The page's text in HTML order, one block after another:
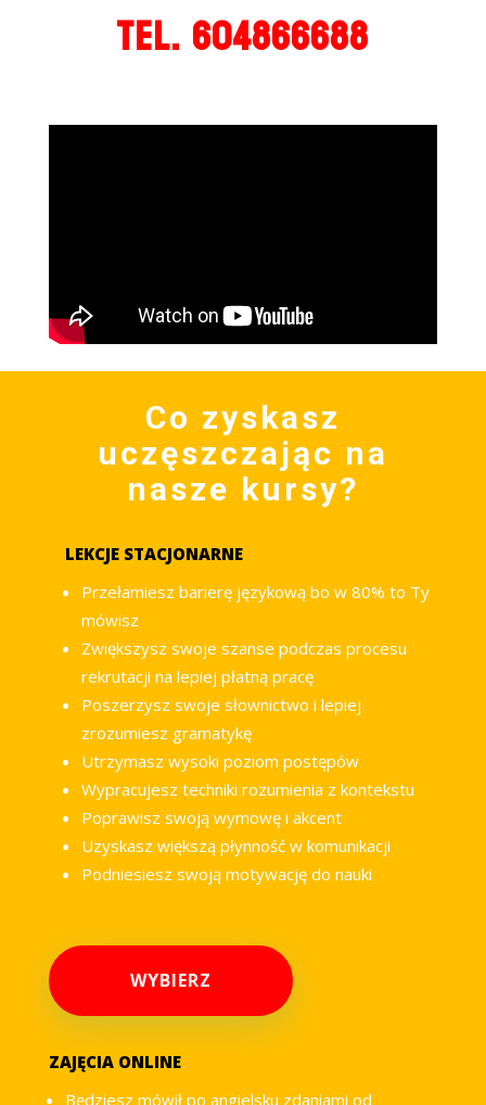
TEL. 604866688
Co zyskasz
uczęszczając na
nasze kursy?
LEKCJE STACJONARNE
Przełamiesz barierę językową bo w 80% to Ty
mówisz
Zwiększysz swoje szanse podczas procesu
rekrutacji na lepiej płatną pracę
Poszerzysz swoje słownictwo i lepiej
zrozumiesz gramatykę
Utrzymasz wysoki poziom postępów
Wypracujesz techniki rozumienia z kontekstu
Poprawisz swoją wymowę i akcent
Uzyskasz większą płynność w komunikacji
Podniesiesz swoją motywację do nauki
WYBIERZ
ZAJĘCIA ONLINE
Będziesz mówił po angielsku zdaniami od